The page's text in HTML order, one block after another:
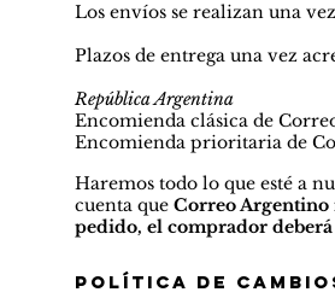
Los envíos se realizan una
Plazos de entrega una vez
República Argentina
Encomienda clásica de
Encomienda prioritaria de
Haremos todo lo que esté a
cuenta que Correo Argentino
pedido, el comprador
Política de